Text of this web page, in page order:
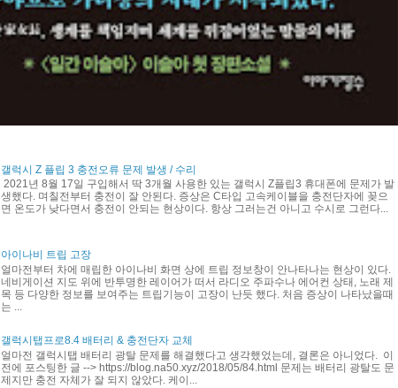
갤럭시 Z 플립 3 충전오류 문제 발생 / 수리
2021년 8월 17일 구입해서 딱 3개월 사용한 있는 갤럭시 Z플립3 휴대폰에 문제가 발
생했다. 며칠전부터 충전이 잘 안된다. 증상은 C타입 고속케이블을 충전단자에 꽂으
면 온도가 낮다면서 충전이 안되는 현상이다. 항상 그러는건 아니고 수시로 그런다...
아이나비 트립 고장
얼마전부터 차에 매립한 아이나비 화면 상에 트립 정보창이 안나타나는 현상이 있다.
네비게이션 지도 위에 반투명한 레이어가 떠서 라디오 주파수나 에어컨 상태, 노래 제
목 등 다양한 정보를 보여주는 트립기능이 고장이 난듯 했다. 처음 증상이 나타났을때
는 ...
갤럭시탭프로8.4 배터리 & 충전단자 교체
얼마전 갤럭시탭 배터리 광탈 문제를 해결했다고 생각했었는데, 결론은 아니었다. 이
전에 포스팅한 글 --> https://blog.na50.xyz/2018/05/84.html 문제는 배터리 광탈도 문
제지만 충전 자체가 잘 되지 않았다. 케이...